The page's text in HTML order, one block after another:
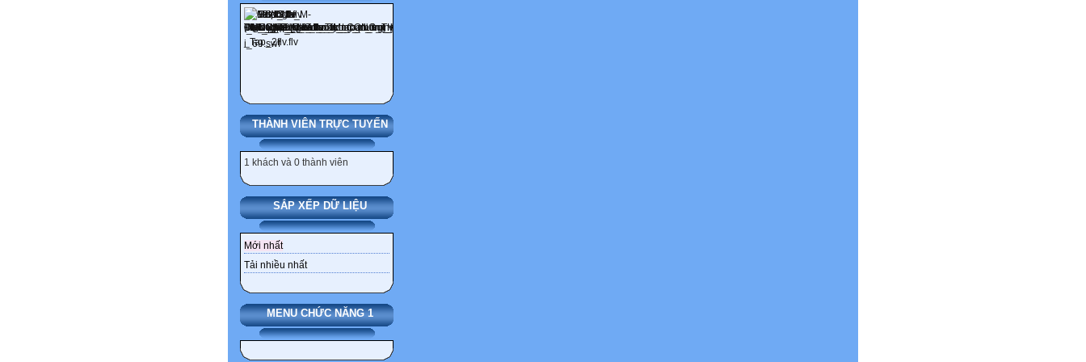
THÀNH VIÊN TRỰC TUYẾN
1 khách và 0 thành viên
SẮP XẾP DỮ LIỆU
Mới nhất
Tải nhiều nhất
MENU CHỨC NĂNG 1